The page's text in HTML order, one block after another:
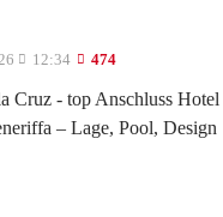
12:34 474
Cruz - top Anschluss Hotel
– Lage, Pool, Design